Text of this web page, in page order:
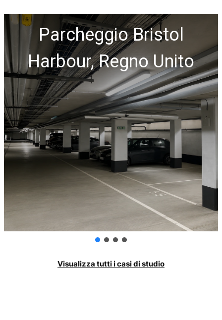
Parcheggio Bristol
Harbour, Regno Unito
Visualizza tutti i casi di studio